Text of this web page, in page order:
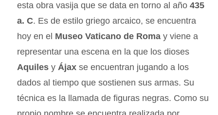
esta obra vasija que se data en torno al año435
a. C. Es de estilo griego arcaico, se encuentra
hoy en el Museo Vaticano de Roma y viene a
representar una escena en la que los dioses
Aquiles yÁjax se encuentran jugando a los
dados al tiempo que sostienen sus armas. Su
técnica es la llamada de figuras negras. Como su